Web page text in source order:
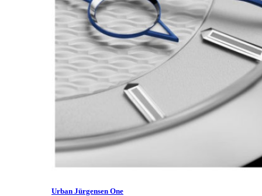
Urban Jürgensen One